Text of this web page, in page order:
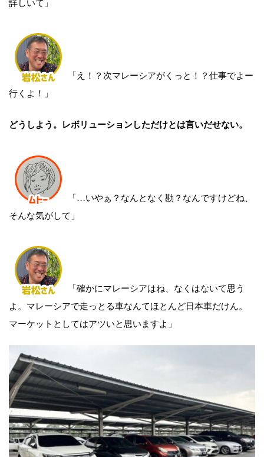
「え！？次マレーシアがくっと！？仕事でよー
行くよ！」
どうしよう。レボリューションしただけとは言いだせない。
「…いやぁ？なんとなく勘？なんですけどね、
そんな気がして」
「確かにマレーシアはね、なくはないて思う
よ。マレーシアで走っとる車なんてほとんど日本車だけん。
マーケットとしてはアツいと思いますよ」